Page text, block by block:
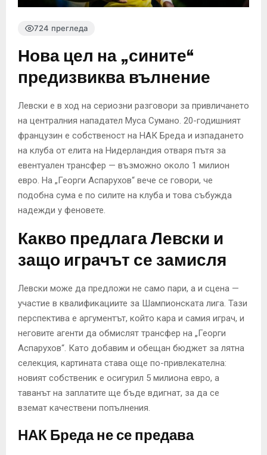
724 прегледа
Нова цел на „сините“
предизвиква вълнение
Левски е в ход на сериозни разговори за привличането
на централния нападател Муса Сумано. 20-годишният
французин е собственост на НАК Бреда и изпадането
на клуба от елита на Нидерландия отваря пътя за
евентуален трансфер — възможно около 1 милион
евро. На „Георги Аспарухов“ вече се говори, че
подобна сума е по силите на клуба и това събужда
надежди у феновете.
Какво предлага Левски и
защо играчът се замисля
Левски може да предложи не само пари, а и сцена —
участие в квалификациите за Шампионската лига. Тази
перспектива е аргументът, който кара и самия играч, и
неговите агенти да обмислят трансфер на „Георги
Аспарухов“. Като добавим и обещан бюджет за лятна
селекция, картината става още по-привлекателна:
новият собственик е осигурил 5 милиона евро, а
таванът на заплатите ще бъде вдигнат, за да се
вземат качествени попълнения.
НАК Бреда не се предава